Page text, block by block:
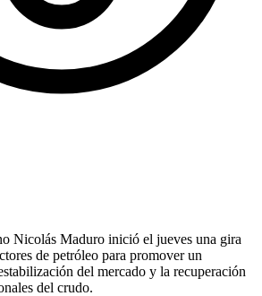
Nicolás Maduro inició el jueves una gira
de petróleo para promover un
del mercado y la recuperación
del crudo.